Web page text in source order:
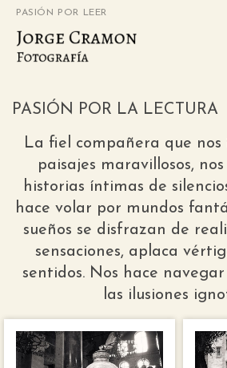
PASIÓN POR LEER
PASIÓN POR LA LECTURA
La fiel compañera que
paisajes maravillosos,
historias íntimas de
hace volar por mundos
sueños se disfrazan de
sensaciones, aplaca
sentidos. Nos hace
las ilusiones